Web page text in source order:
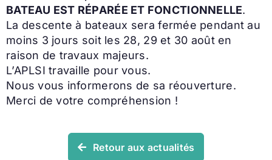
BATEAU EST RÉPARÉE ET FONCTIONNELLE.
La descente à bateaux sera fermée pendant au
moins 3 jours soit les 28, 29 et 30 août en
raison de travaux majeurs.
L’APLSI travaille pour vous.
Nous vous informerons de sa réouverture.
Merci de votre compréhension !
Retour aux actualités